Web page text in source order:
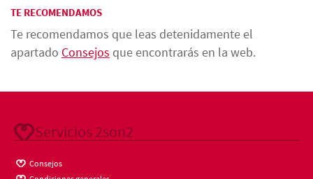
TE RECOMENDAMOS
Te recomendamos que leas detenidamente el
apartado Consejos que encontrarás en la web.
Servicios 2son2
Consejos